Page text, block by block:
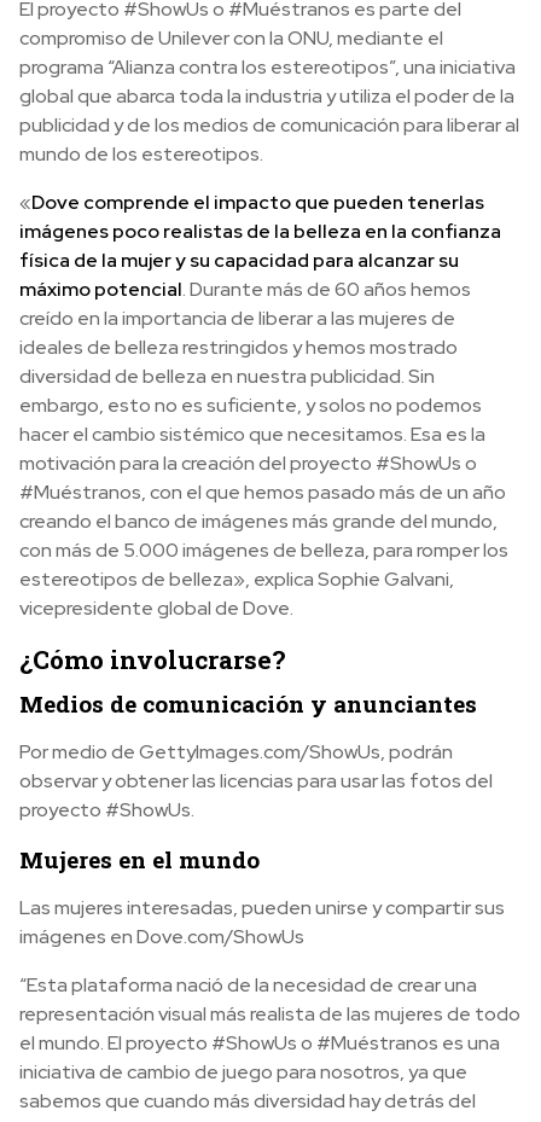
El proyecto #ShowUs o #Muéstranos es parte del
compromiso de Unilever con la ONU, mediante el
programa “Alianza contra los estereotipos”, una iniciativa
global que abarca toda la industria y utiliza el poder de la
publicidad y de los medios de comunicación para liberar al
mundo de los estereotipos.
«Dove comprende el impacto que pueden tenerlas
imágenes poco realistas de la belleza en la confianza
física de la mujer y su capacidad para alcanzar su
máximo potencial. Durante más de 60 años hemos
creído en la importancia de liberar a las mujeres de
ideales de belleza restringidos y hemos mostrado
diversidad de belleza en nuestra publicidad. Sin
embargo, esto no es suficiente, y solos no podemos
hacer el cambio sistémico que necesitamos. Esa es la
motivación para la creación del proyecto #ShowUs o
#Muéstranos, con el que hemos pasado más de un año
creando el banco de imágenes más grande del mundo,
con más de 5.000 imágenes de belleza, para romper los
estereotipos de belleza», explica Sophie Galvani,
vicepresidente global de Dove.
¿Cómo involucrarse?
Medios de comunicación y anunciantes
Por medio de GettyImages.com/ShowUs, podrán
observar y obtener las licencias para usar las fotos del
proyecto #ShowUs.
Mujeres en el mundo
Las mujeres interesadas, pueden unirse y compartir sus
imágenes en Dove.com/ShowUs
“Esta plataforma nació de la necesidad de crear una
representación visual más realista de las mujeres de todo
el mundo. El proyecto #ShowUs o #Muéstranos es una
iniciativa de cambio de juego para nosotros, ya que
sabemos que cuando más diversidad hay detrás del